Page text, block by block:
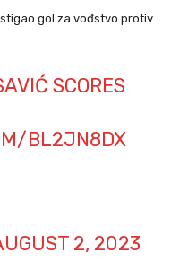
gol za vođstvo protiv
SCORES
BL2JN8DX
2, 2023